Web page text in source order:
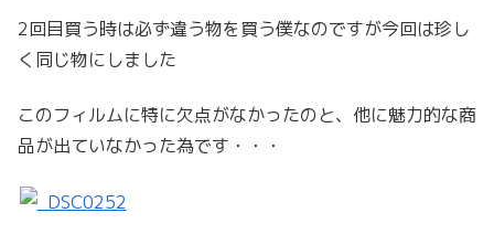
2回目買う時は必ず違う物を買う僕なのですが今回は珍し
く同じ物にしました
このフィルムに特に欠点がなかったのと、他に魅力的な商
品が出ていなかった為です・・・